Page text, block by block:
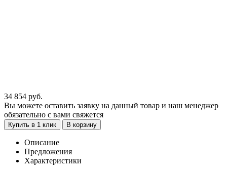
34 854 руб.
Вы можете оставить заявку на данный товар и наш менеджер
обязательно с вами свяжется
Купить в 1 клик В корзину
Описание
Предложения
Характеристики